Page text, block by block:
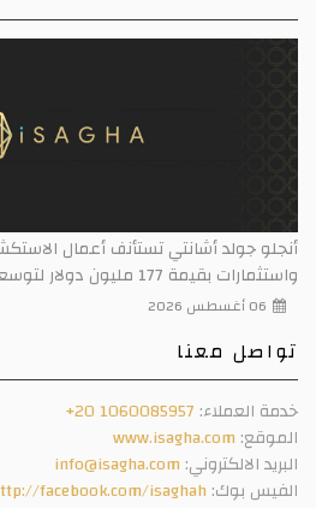
أنجلو جولد أشانتي تستأنف أعمال
واستثمارات بقيمة 177 مليون دولار لتوسعة وتطوير منجم السكري
06 أغسطس 2026
تواصل معنا
خدمة العملاء: +20 1060085957
الموقع: www.isagha.com
البريد الالكتروني: info@isagha.com
الفيس بوك: facebook.com/isaghah